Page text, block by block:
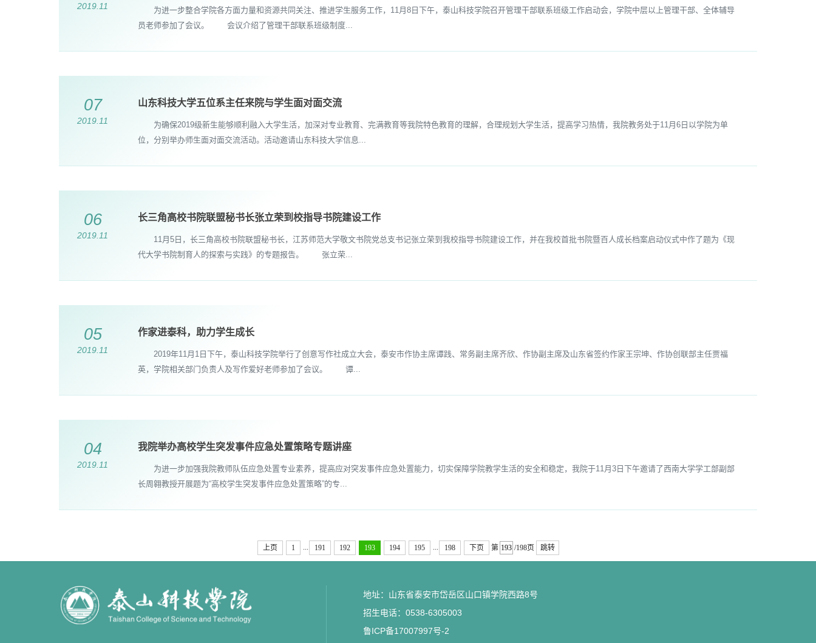
2019.11
为进一步整合学院各方面力量和资源共同关注、推进学生服务工作，11月8日下午，泰山科技学院召开管理干部联系班级工作启动会，学院中层以上管理干部、全体辅导
员老师参加了会议。 会议介绍了管理干部联系班级制度...
07
2019.11
山东科技大学五位系主任来院与学生面对面交流
为确保2019级新生能够顺利融入大学生活，加深对专业教育、完满教育等我院特色教育的理解，合理规划大学生活，提高学习热情，我院教务处于11月6日以学院为单
位，分别举办师生面对面交流活动。活动邀请山东科技大学信息...
06
2019.11
长三角高校书院联盟秘书长张立荣到校指导书院建设工作
11月5日，长三角高校书院联盟秘书长，江苏师范大学敬文书院党总支书记张立荣到我校指导书院建设工作，并在我校首批书院暨百人成长档案启动仪式中作了题为《现
代大学书院制育人的探索与实践》的专题报告。 张立荣...
05
2019.11
作家进泰科，助力学生成长
2019年11月1日下午，泰山科技学院举行了创意写作社成立大会，泰安市作协主席谭践、常务副主席齐欣、作协副主席及山东省签约作家王宗坤、作协创联部主任贾福
英，学院相关部门负责人及写作爱好老师参加了会议。 谭...
04
2019.11
我院举办高校学生突发事件应急处置策略专题讲座
为进一步加强我院教师队伍应急处置专业素养，提高应对突发事件应急处置能力，切实保障学院教学生活的安全和稳定，我院于11月3日下午邀请了西南大学学工部副部
长周翱教授开展题为“高校学生突发事件应急处置策略”的专...
上页 1 191 192 193 194 195 198 下页 第 /198页 跳转
地址：山东省泰安市岱岳区山口镇学院西路8号
招生电话：0538-6305003
鲁ICP备17007997号-2